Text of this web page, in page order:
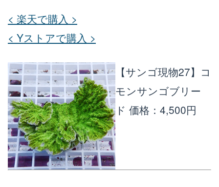
< 楽天で購入 >
< Yストアで購入 >
【サンゴ現物27】コ
モンサンゴブリー
ド 価格：4,500円